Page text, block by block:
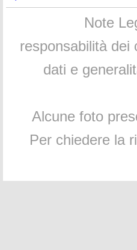
Note
responsabilità
dati e
Alcune foto
Per chiedere la